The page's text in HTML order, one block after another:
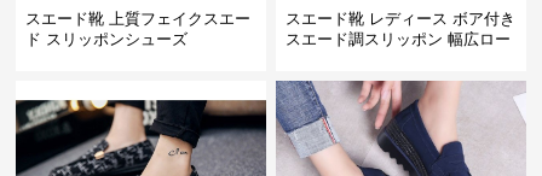
スエード靴 上質フェイクスエー
ド スリッポンシューズ
スエード靴 レディース ボア付き
スエード調スリッポン 幅広ロー